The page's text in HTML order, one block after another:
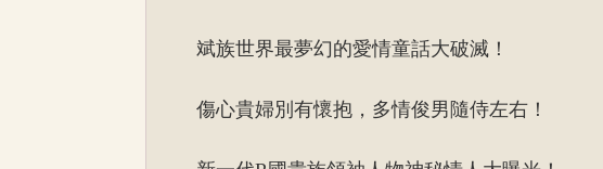
斌族世界最夢幻的愛情童話大破滅！
傷心貴婦別有懷抱，多情俊男隨侍左右！